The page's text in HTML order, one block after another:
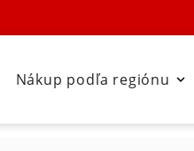

Nákup podľa regiónu